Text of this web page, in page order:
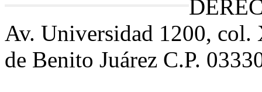
Av. Universidad 1200,
de Benito Juárez C.P.